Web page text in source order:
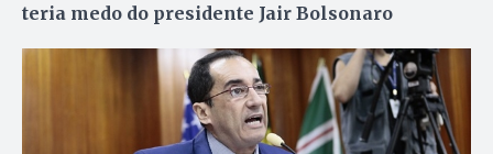
teria medo do presidente Jair Bolsonaro